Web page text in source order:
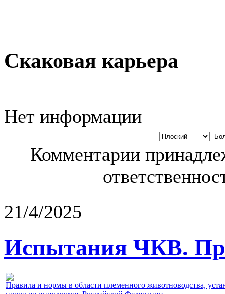
Скаковая карьера
Нет информации
Комментарии
21/4/2025
Испытания ЧКВ.
Правила и нормы в области племенного животноводства,